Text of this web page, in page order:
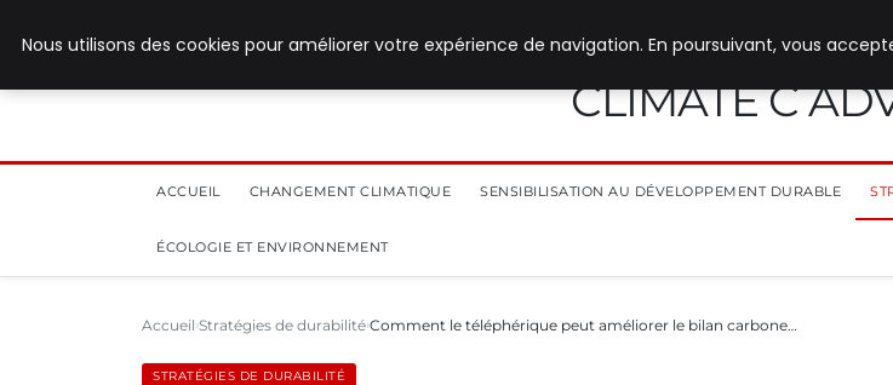
CLIMATE C
ACCUEIL CHANGEMENT CLIMATIQUE SENSIBILISATION AU DÉVELOPPEMENT DURABLE
ÉCOLOGIE ET ENVIRONNEMENT
Accueil Stratégies de durabilité Comment le téléphérique peut améliorer le bilan carbone…
STRATÉGIES DE DURABILITÉ
Nous utilisons des cookies pour améliorer votre expérience de navigation. En poursuivant, vous